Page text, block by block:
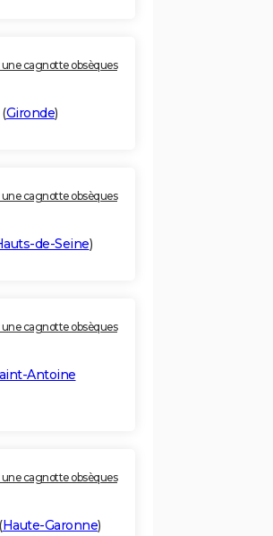
une cagnotte obsèques
Gironde)
une cagnotte obsèques
de-Seine)
une cagnotte obsèques
Antoine
une cagnotte obsèques
(Haute-Garonne)